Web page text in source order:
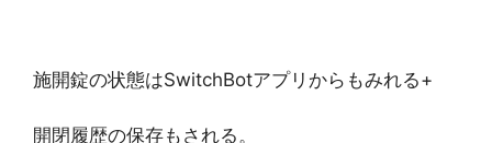
施開錠の状態はSwitchBotアプリからもみれる+
開閉履歴の保存もされる。